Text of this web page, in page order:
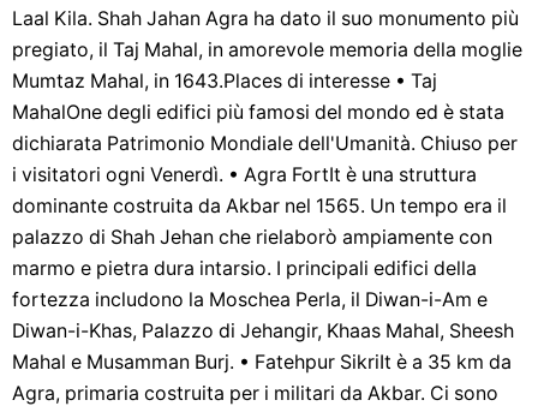
Laal Kila. Shah Jahan Agra ha dato il suo monumento più
pregiato, il Taj Mahal, in amorevole memoria della moglie
Mumtaz Mahal, in 1643.Places di interesse • ​​Taj
MahalOne degli edifici più famosi del mondo ed è stata
dichiarata Patrimonio Mondiale dell'Umanità. Chiuso per
i visitatori ogni Venerdì. • Agra FortIt è una struttura
dominante costruita da Akbar nel 1565. Un tempo era il
palazzo di Shah Jehan che rielaborò ampiamente con
marmo e pietra dura intarsio. I principali edifici della
fortezza includono la Moschea Perla, il Diwan-i-Am e
Diwan-i-Khas, Palazzo di Jehangir, Khaas Mahal, Sheesh
Mahal e Musamman Burj. • Fatehpur SikriIt è a 35 km da
Agra, primaria costruita per i militari da Akbar. Ci sono